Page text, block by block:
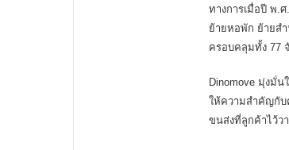
ทางการเมื่อปี พ.
ย้ายหอพัก ย้ายส
ครอบคลุมทั้ง 77
Dinomove มุ่งมั่
ให้ความสำคัญกับ
ขนส่งที่ลูกค้าไว้ว